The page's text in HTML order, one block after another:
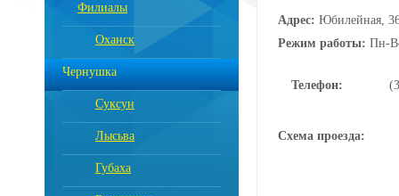
Филиалы
Оханск
Чернушка
Суксун
Лысьва
Губаха
Адрес: Юбилейная,
Режим работы: Пн-
Телефон:
Схема проезда: